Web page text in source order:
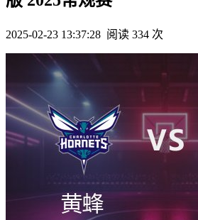
2025-02-23 13:37:28 阅读 334 次